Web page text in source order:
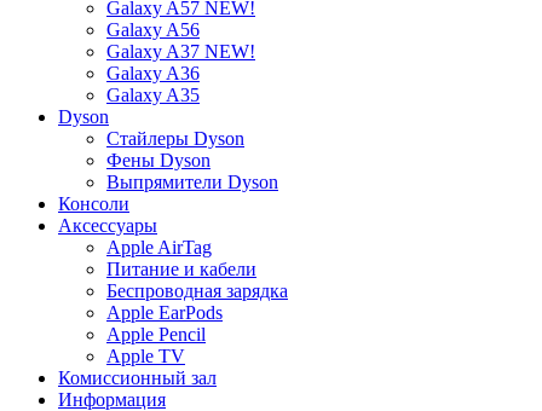
Galaxy A57 NEW!
Galaxy A56
Galaxy A37 NEW!
Galaxy A36
Galaxy A35
Dyson
Стайлеры Dyson
Фены Dyson
Выпрямители Dyson
Консоли
Аксессуары
Apple AirTag
Питание и кабели
Беспроводная зарядка
Apple EarPods
Apple Pencil
Apple TV
Комиссионный зал
Информация